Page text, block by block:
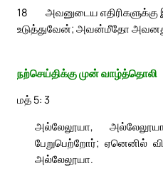
18
அவனுடைய
உடுத்துவேன்; அவன்மீதோ அவனது
நற்செய்திக்கு முன் வாழ்த்தொலி
மத் 5: 3
அல்லேலூயா,
பேறுபெற்றோர்; ஏனெனில்
அல்லேலூயா.